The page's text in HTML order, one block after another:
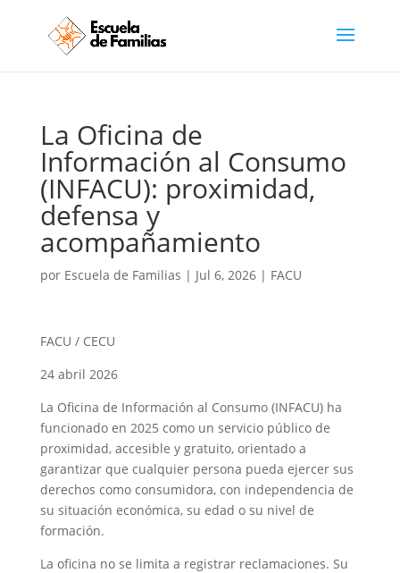
La Oficina de
Información al Consumo
(INFACU): proximidad,
defensa y
acompañamiento
por Escuela de Familias | Jul 6, 2026| FACU
FACU / CECU
24 abril 2026
La Oficina de Información al Consumo (INFACU) ha
funcionado en 2025 como un servicio público de
proximidad, accesible y gratuito, orientado a
garantizar que cualquier persona pueda ejercer sus
derechos como consumidora, con independencia de
su situación económica, su edad o su nivel de
formación.
La oficina no se limita a registrar reclamaciones. Su